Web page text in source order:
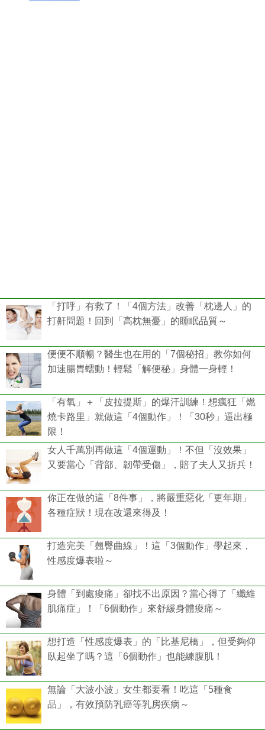
「打呼」有救了！「4個方法」改善「枕邊人」的
打鼾問題！回到「高枕無憂」的睡眠品質～
便便不順暢？醫生也在用的「7個秘招」教你如何
加速腸胃蠕動！輕鬆「解便秘」身體一身輕！
「有氧」＋「皮拉提斯」的爆汗訓練！想瘋狂「燃
燒卡路里」就做這「4個動作」！「30秒」逼出極
限！
女人千萬別再做這「4個運動」！不但「沒效果」
又要當心「背部、韌帶受傷」，賠了夫人又折兵！
你正在做的這「8件事」，將嚴重惡化「更年期」
各種症狀！現在改還來得及！
打造完美「翹臀曲線」！這「3個動作」學起來，
性感度爆表啦～
身體「到處痠痛」卻找不出原因？當心得了「纖維
肌痛症」！「6個動作」來舒緩身體痠痛～
想打造「性感度爆表」的「比基尼橋」，但受夠仰
臥起坐了嗎？這「6個動作」也能練腹肌！
無論「大波小波」女生都要看！吃這「5種食
品」，有效預防乳癌等乳房疾病～